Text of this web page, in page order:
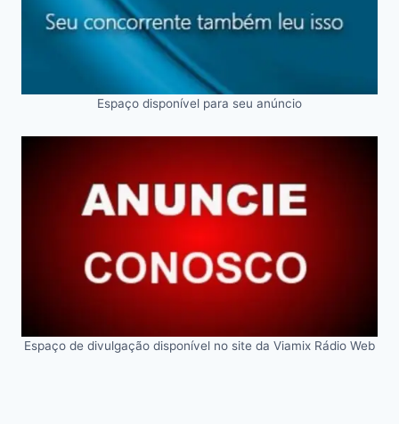
Espaço disponível para seu anúncio
Espaço de divulgação disponível no site da Viamix Rádio Web